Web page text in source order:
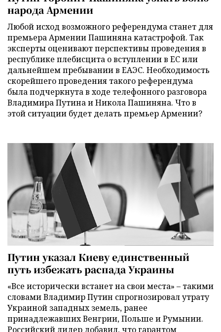
народа Армении
Любой исход возможного референдума станет для
премьера Армении Пашиняна катастрофой. Так
эксперты оценивают перспективы проведения в
республике плебисцита о вступлении в ЕС или
дальнейшем пребывании в ЕАЭС. Необходимость
скорейшего проведения такого референдума
была подчеркнута в ходе телефонного разговора
Владимира Путина и Никола Пашиняна. Что в
этой ситуации будет делать премьер Армении?
Путин указал Киеву единственный
путь избежать распада Украины
«Все исторически встанет на свои места» – такими
словами Владимир Путин спрогнозировал утрату
Украиной западных земель, ранее
принадлежавших Венгрии, Польше и Румынии.
Российский лидер добавил, что гарантом